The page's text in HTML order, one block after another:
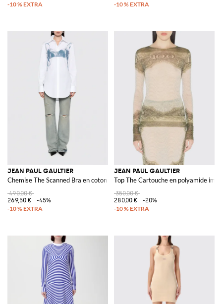
JEAN PAUL GAULTIER
Chemise The Scanned Bra en coton
490,00 €
269,50 €
-45%
JEAN PAUL GAULTIER
Top The Cartouche en polyamide
350,00 €
280,00 €
-20%